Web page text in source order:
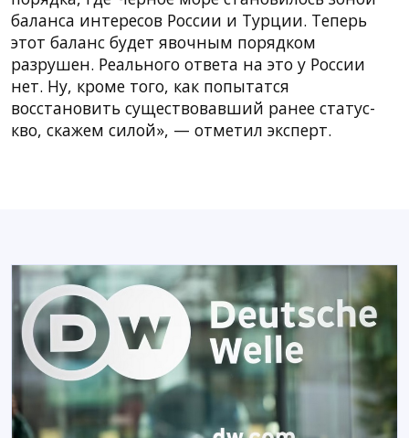
баланса интересов России и Турции. Теперь
этот баланс будет явочным порядком
разрушен. Реального ответа на это у России
нет. Ну, кроме того, как попытатся
восстановить существовавший ранее статус-
кво, скажем силой», — отметил эксперт.